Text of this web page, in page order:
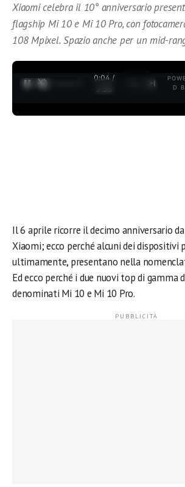
Xiaomi celebra il 10° anniversario
flagship Mi 10 e Mi 10 Pro, con
108 Mpixel. Spazio anche per un mid-
0:04 /
3:35
D
Il 6 aprile ricorre il decimo anniversario
Xiaomi; ecco perché alcuni dei dispositivi
ultimamente, presentano nella
Ed ecco perché i due nuovi top di gamma
denominati Mi 10 e Mi 10 Pro.